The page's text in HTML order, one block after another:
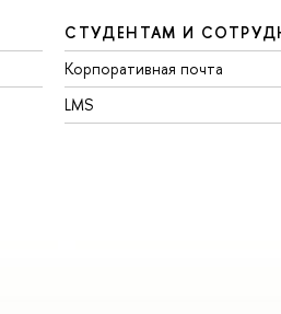
СТУДЕНТАМ И
Корпоративная почта
LMS